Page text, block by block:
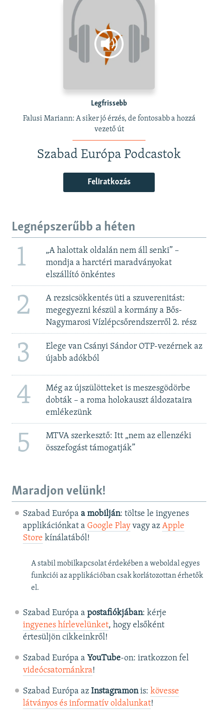
Legfrissebb
Falusi Mariann: A siker jó érzés, de fontosabb a hozzá
vezető út
Szabad Európa Podcastok
Feliratkozás
Legnépszerűbb a héten
1
„A halottak oldalán nem áll senki” –
mondja a harctéri maradványokat
elszállító önkéntes
2
A rezsicsökkentés üti a szuverenitást:
megegyezni készül a kormány a Bős-
Nagymarosi Vízlépcsőrendszerről 2. rész
3
Elege van Csányi Sándor OTP-vezérnek az
újabb adókból
4
Még az újszülötteket is meszesgödörbe
dobták – a roma holokauszt áldozataira
emlékezünk
5
MTVA szerkesztő: Itt „nem az ellenzéki
összefogást támogatják”
Maradjon velünk!
Szabad Európa a mobilján: töltse le ingyenes
applikációnkat a Google Playvagy az Apple
Store kínálatából!
A stabil mobilkapcsolat érdekében a weboldal egyes
funkciói az applikációban csak korlátozottan érhetők
el.
Szabad Európa a postafiókjában: kérje
ingyenes hírlevelünket, hogy elsőként
értesüljön cikkeinkről!
Szabad Európa a YouTube-on: iratkozzon fel
videócsatornánkra!
Szabad Európa az Instagramonis: kövesse
látványos és informatív oldalunkat! ​